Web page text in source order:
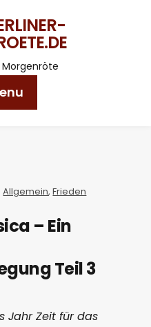
Morgenröte
Allgemein,Frieden
– Ein
Teil 3
Jahr Zeit für das